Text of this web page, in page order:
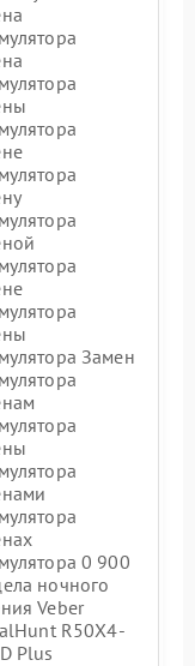
Замен
0 900
ночного
Veber
R50X4-
Plus